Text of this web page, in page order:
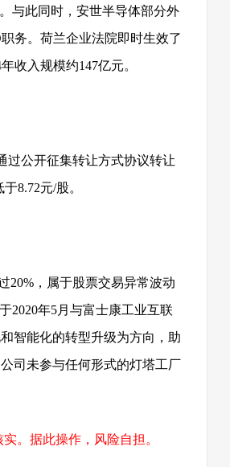
与此同时，安世半导体部分外
务。荷兰企业法院即时生效了
收入规模约147亿元。
过公开征集转让方式协议转让
8.72元/股。
20%，属于股票交易异常波动
2020年5月与富士康工业互联
智能化的转型升级为方向，助
司未参与任何形式的灯塔工厂
。据此操作，风险自担。